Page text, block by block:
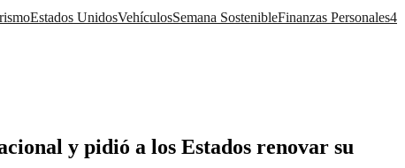
Estados UnidosVehículosSemana SostenibleFinanzas Personales4
y pidió a los Estados renovar su